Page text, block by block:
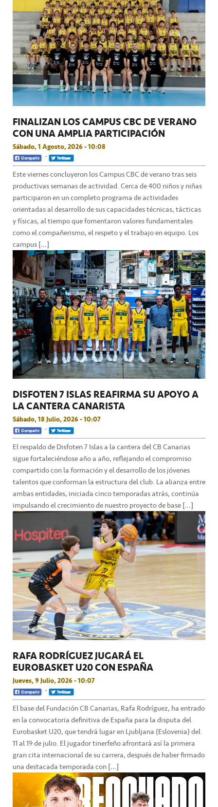
FINALIZAN LOS CAMPUS CBC DE VERANO
CON UNA AMPLIA PARTICIPACIÓN
Sábado, 1 Agosto, 2026 - 10:08
Este viernes concluyeron los Campus CBC de verano tras seis
productivas semanas de actividad. Cerca de 400 niños y niñas
participaron en un completo programa de actividades
orientadas al desarrollo de sus capacidades técnicas, tácticas
y físicas, al tiempo que fomentaron valores fundamentales
como el compañerismo, el respeto y el trabajo en equipo. Los
campus […]
DISFOTEN 7 ISLAS REAFIRMA SU APOYO A
LA CANTERA CANARISTA
Sábado, 18 Julio, 2026 - 10:07
El respaldo de Disfoten 7 Islas a la cantera del CB Canarias
sigue fortaleciéndose año a año, reflejando el compromiso
compartido con la formación y el desarrollo de los jóvenes
talentos que conforman la estructura del club. La alianza entre
ambas entidades, iniciada cinco temporadas atrás, continúa
impulsando el crecimiento de nuestro proyecto de base […]
RAFA RODRÍGUEZ JUGARÁ EL
EUROBASKET U20 CON ESPAÑA
Jueves, 9 Julio, 2026 - 10:07
El base del Fundación CB Canarias, Rafa Rodríguez, ha entrado
en la convocatoria definitiva de España para la disputa del
Eurobasket U20, que tendrá lugar en Ljubljana (Eslovenia) del
11 al 19 de julio. El jugador tinerfeño afrontará así la primera
gran cita internacional de su carrera, después de haber firmado
una destacada temporada con […]